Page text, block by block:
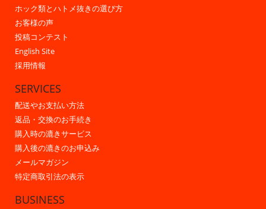
ホック類とハトメ抜きの選び方
お客様の声
投稿コンテスト
English Site
採用情報
SERVICES
配送やお支払い方法
返品・交換のお手続き
購入時の漉きサービス
購入後の漉きのお申込み
メールマガジン
特定商取引法の表示
BUSINESS